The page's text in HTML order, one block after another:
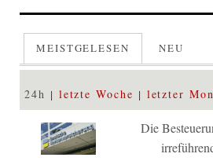
MEISTGELESEN NEU
24h letzte Woche letzter
Die